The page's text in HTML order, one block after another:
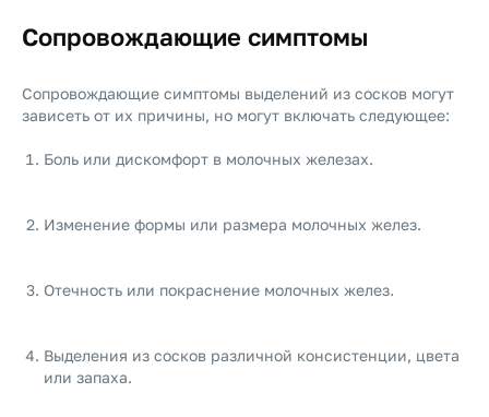
Сопровождающие симптомы
Сопровождающие симптомы выделений из сосков могут
зависеть от их причины, но могут включать следующее:
Боль или дискомфорт в молочных железах.
Изменение формы или размера молочных желез.
Отечность или покраснение молочных желез.
Выделения из сосков различной консистенции, цвета
или запаха.